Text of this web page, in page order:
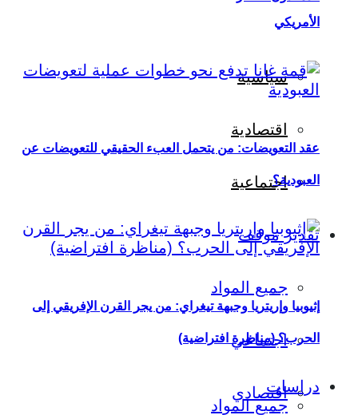
سياسية
اقتصادية
اجتماعية
تقدير موقف
جميع المواد
اجتماعي
اقتصادي
الأمريكي
عقد التعويضات: من يتحمل العبء الحقيقي للتعويضات عن
العبودية؟
إثيوبيا وإريتريا وجبهة تيغراي: من يجر القرن الإفريقي إلى
الحرب؟ (مناظرة افتراضية)
دراسات
جميع المواد